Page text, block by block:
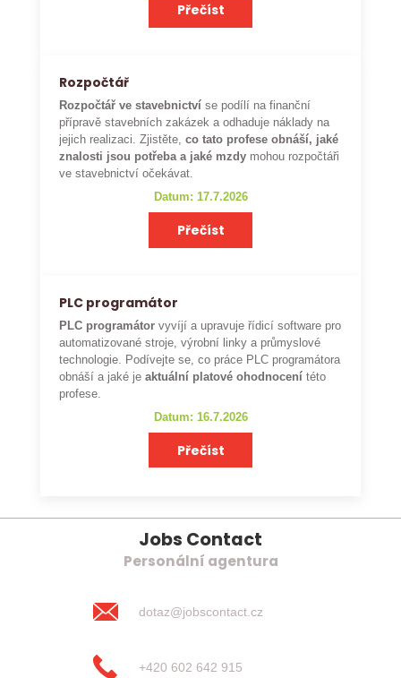
Přečíst
Rozpočtář
Rozpočtář ve stavebnictví se podílí na finanční
přípravě stavebních zakázek a odhaduje náklady na
jejich realizaci. Zjistěte,co tato profese obnáší, jaké
znalosti jsou potřeba a jaké mzdy mohou rozpočtáři
ve stavebnictví očekávat.
Datum: 17.7.2026
Přečíst
PLC programátor
PLC programátor vyvíjí a upravuje řídicí software pro
automatizované stroje, výrobní linky a průmyslové
technologie. Podívejte se, co práce PLC programátora
obnáší a jaké je aktuální platové ohodnocení této
profese.
Datum: 16.7.2026
Přečíst
Jobs Contact
Personální agentura
dotaz@jobscontact.cz
+420 602 642 915